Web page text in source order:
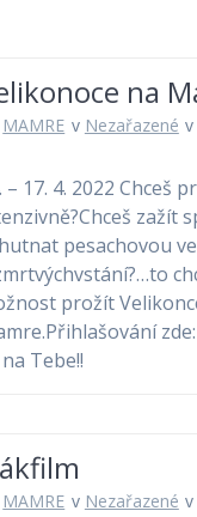
na
MAMRE v Nezařazené
– 17. 4. 2022 Chceš
zažít
pesachovou
prožít
Tebe!!
MAMRE v Nezařazené